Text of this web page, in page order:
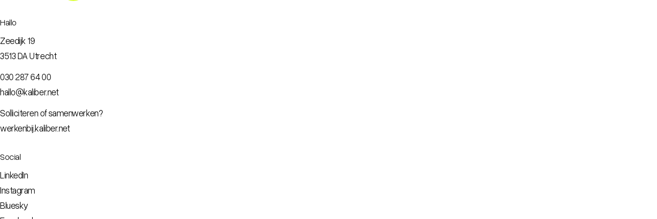
Hallo
Zeedijk 19
3513 DA Utrecht
030 287 64 00
hallo@kaliber.net
Solliciteren of samenwerken?
werkenbij.kaliber.net
Social
LinkedIn
Instagram
Bluesky